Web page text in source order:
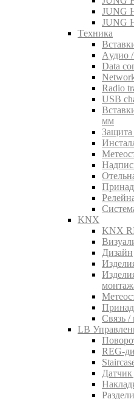
JUNG
JUNG
Tехника
Aудио
Data
Radio
USB
мм
Защита
KNX
KNX
Дизайн
Связь
LB
REG-